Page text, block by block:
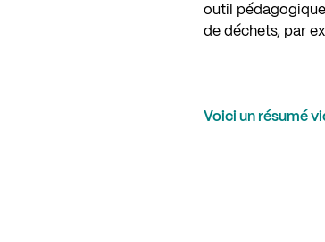
outil
de déchets, par
Voici un résumé